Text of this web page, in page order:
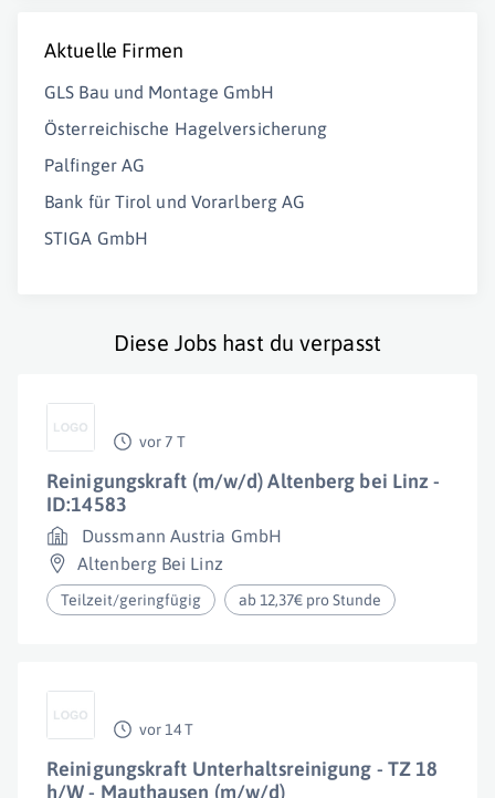
Aktuelle Firmen
GLS Bau und Montage GmbH
Österreichische Hagelversicherung
Palfinger AG
Bank für Tirol und Vorarlberg AG
STIGA GmbH
Diese Jobs hast du verpasst
vor 7 T
Reinigungskraft (m/w/d) Altenberg bei Linz -
ID:14583
Dussmann Austria GmbH
Altenberg Bei Linz
Teilzeit/geringfügig ab 12,37€ pro Stunde
vor 14 T
Reinigungskraft Unterhaltsreinigung - TZ 18
h/W - Mauthausen (m/w/d)